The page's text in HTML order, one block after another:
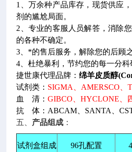
1、万余种产品库存，现货供应
剂的尴尬局面。
2、专业的客服人员解答，消除
的各种不确定。
3、*的售后服务，解除您的后顾
4、杜绝暴利，节约您的每一分科
捷世康代理品牌：绵羊皮质醇
试剂类： SIGMA、AMERSCO、
血 清：GIBCO、HYCLONE、
抗 体：ABCAM、SANTA、
五、 产品组成 ：
试剂盒组成 96孔配置